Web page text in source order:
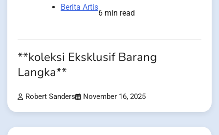
Berita Artis
6 min read
**koleksi Eksklusif Barang
Langka**
Robert Sanders November 16, 2025